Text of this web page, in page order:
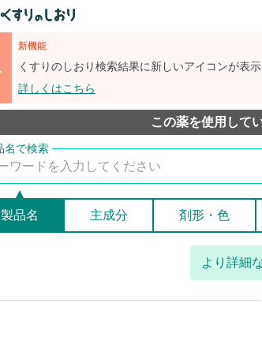
新機能
くすりのしおり検索結果に新しいアイコンが表
詳しくはこちら
この薬を使用して
製品名 主成分 剤形・色
より詳細